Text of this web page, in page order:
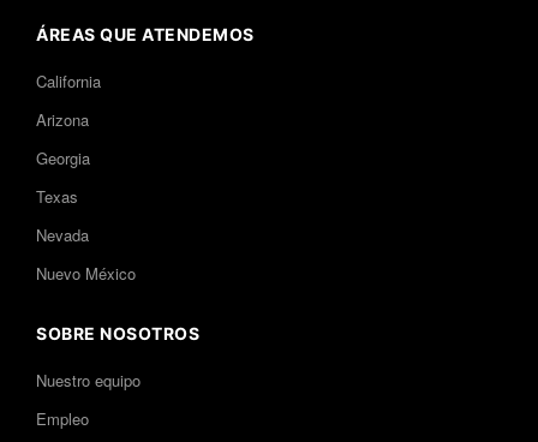
ÁREAS QUE ATENDEMOS
California
Arizona
Georgia
Texas
Nevada
Nuevo México
SOBRE NOSOTROS
Nuestro equipo
Empleo